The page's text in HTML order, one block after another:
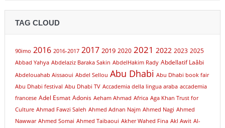
TAG CLOUD
90imo 2016 2016-2017 2017 2019 2020 2021 2022 2023 2025
Abbad Yahya Abdelaziz Baraka Sakin AbdelHakim Rady Abdellatif Laâbi
Abdelouahab Aissaoui Abdel Sellou Abu Dhabi Abu Dhabi book fair
Abu Dhabi festival Abu Dhabi TV Accademia della lingua araba accademia
francese Adel Esmat Adonis Aeham Ahmad Africa Aga Khan Trust for
Culture Ahmad Fawzi Saleh Ahmed Adnan Najm Ahmed Nagi Ahmed
Nawwar Ahmed Somai Ahmed Taibaoui Akher Wahed Fina Akl Awit Al-